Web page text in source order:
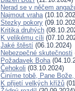
Nerad se v něčem
Najmout vraha
Stezky pokory
Kritika druhých
K velikému cíli
Jaké štěstí (06.10.2024)
Nebezpečné skutečnosti
Požadavek Boha
Čehokoli (03.10.2024)
Činíme tobě, Pane
K přijetí velkých křížů